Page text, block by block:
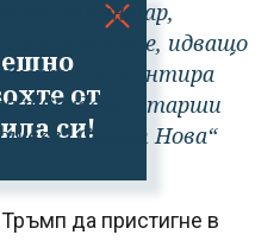
от
си!
коментар,
идващо
коментира
Сачдева, старши
във „Филип Нова“
да пристигне в